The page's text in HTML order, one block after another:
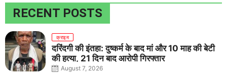
RECENT POSTS
क्राइम
दरिंदगी की इंतहा: दुष्कर्म के बाद मां और 10 माह की बेटी
की हत्या, 21 दिन बाद आरोपी गिरफ्तार
August 7, 2026